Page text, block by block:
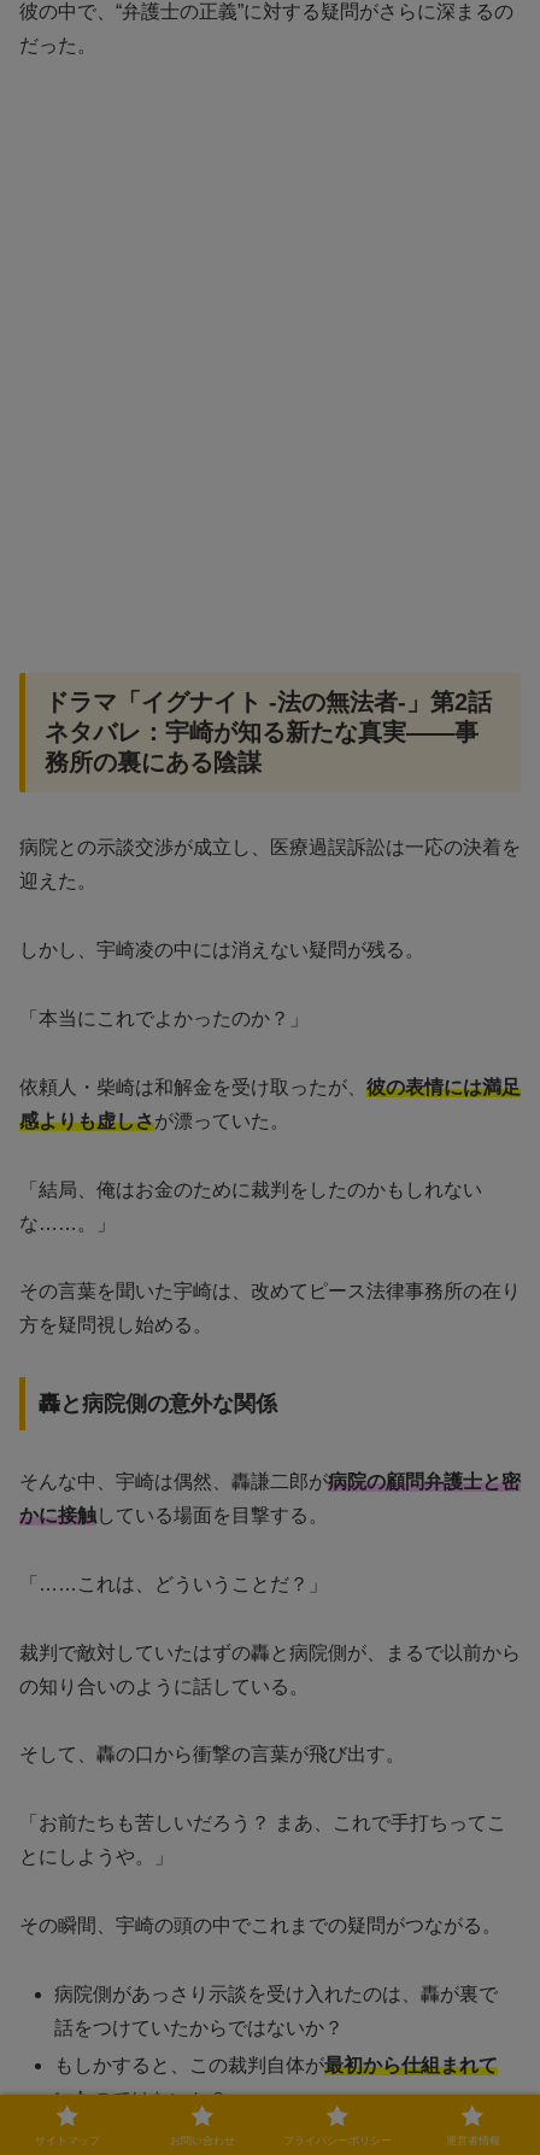
彼の中で、“弁護士の正義”に対する疑問がさらに深まるの
だった。
ドラマ「イグナイト -法の無法者-」第2話
ネタバレ：宇崎が知る新たな真実——事
務所の裏にある陰謀
病院との示談交渉が成立し、医療過誤訴訟は一応の決着を
迎えた。
しかし、宇崎凌の中には消えない疑問が残る。
「本当にこれでよかったのか？」
依頼人・柴崎は和解金を受け取ったが、 彼の表情には満足
感よりも虚しさが漂っていた。
「結局、俺はお金のために裁判をしたのかもしれない
な……。」
その言葉を聞いた宇崎は、改めてピース法律事務所の在り
方を疑問視し始める。
轟と病院側の意外な関係
そんな中、宇崎は偶然、轟謙二郎が病院の顧問弁護士と密
かに接触している場面を目撃する。
「……これは、どういうことだ？」
裁判で敵対していたはずの轟と病院側が、まるで以前から
の知り合いのように話している。
そして、轟の口から衝撃の言葉が飛び出す。
「お前たちも苦しいだろう？ まあ、これで手打ちってこ
とにしようや。」
その瞬間、宇崎の頭の中でこれまでの疑問がつながる。
病院側があっさり示談を受け入れたのは、轟が裏で
話をつけていたからではないか？
もしかすると、この裁判自体が最初から仕組まれて
いたのではないか？
そして、轟はそのすべてを理解した上で“勝てる裁
サイトマップ お問い合わせ プライバシーポリシー 運営者情報